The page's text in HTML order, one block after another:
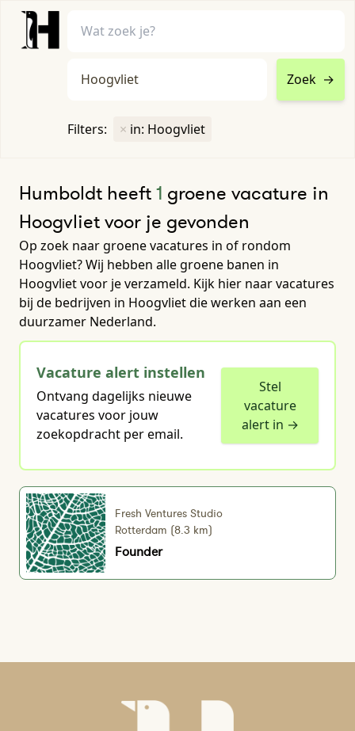
Zoek →
Filters: × in: Hoogvliet
Humboldt heeft1 groene vacature in
Hoogvliet voor je gevonden
Op zoek naar groene vacatures in of rondom
Hoogvliet? Wij hebben alle groene banen in
Hoogvliet voor je verzameld. Kijk hier naar vacatures
bij de bedrijven in Hoogvliet die werken aan een
duurzamer Nederland.
Vacature alert instellen
Ontvang dagelijks nieuwe
vacatures voor jouw
zoekopdracht per email.
Stel
vacature
alert in →
Fresh Ventures Studio
Rotterdam (8.3 km)
Founder